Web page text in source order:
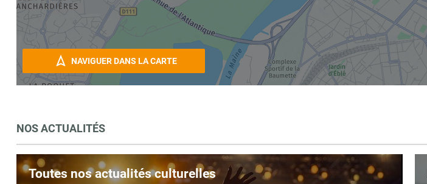
NAVIGUER DANS LA CARTE
NOS ACTUALITÉS
Toutes nos actualités culturelles